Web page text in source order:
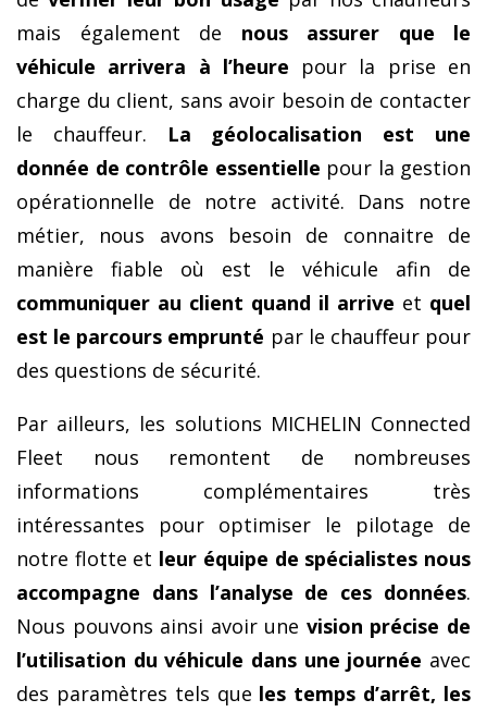
mais également de nous assurer que le
véhicule arrivera à l’heure pour la prise en
charge du client, sans avoir besoin de contacter
le chauffeur. La géolocalisation est une
donnée de contrôle essentielle pour la gestion
opérationnelle de notre activité.
Dans notre
métier, nous avons besoin de connaitre de
manière fiable où est le véhicule afin de
communiquer au client quand il arrive et quel
est le parcours emprunté par le chauffeur pour
des questions de sécurité.
Par ailleurs, les solutions MICHELIN Connected
Fleet nous remontent de nombreuses
informations complémentaires très
intéressantes pour optimiser le pilotage de
notre flotte et leur équipe de spécialistes nous
accompagne dans l’analyse de ces données.
Nous pouvons ainsi avoir une vision précise de
l’utilisation du véhicule dans une journée avec
des paramètres tels que les temps d’arrêt, les